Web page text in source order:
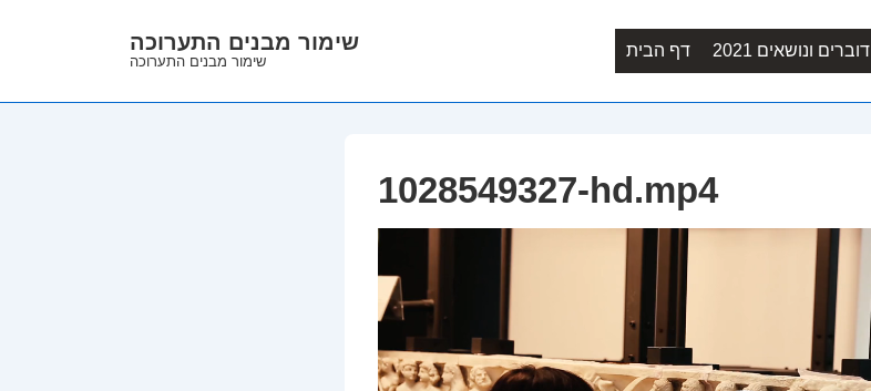
Main
שימור מבנים התערוכה
שימור מבנים התערוכה
Main
Navigation
דף הבית דוברים ונושאים 2021
1028549327-hd.mp4
Video
Player